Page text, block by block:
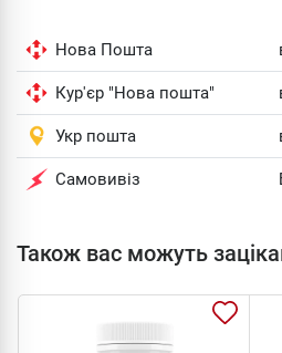
Нова Пошта
Кур'єр "Нова пошта"
Укр пошта
Самовивіз
Також вас можуть